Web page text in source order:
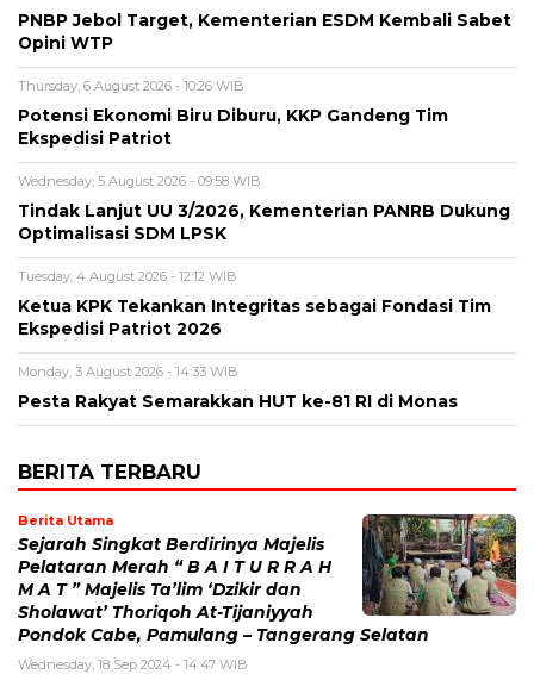
PNBP Jebol Target, Kementerian ESDM Kembali Sabet
Opini WTP
Thursday, 6 August 2026 - 10:26 WIB
Potensi Ekonomi Biru Diburu, KKP Gandeng Tim
Ekspedisi Patriot
Wednesday, 5 August 2026 - 09:58 WIB
Tindak Lanjut UU 3/2026, Kementerian PANRB Dukung
Optimalisasi SDM LPSK
Tuesday, 4 August 2026 - 12:12 WIB
Ketua KPK Tekankan Integritas sebagai Fondasi Tim
Ekspedisi Patriot 2026
Monday, 3 August 2026 - 14:33 WIB
Pesta Rakyat Semarakkan HUT ke-81 RI di Monas
BERITA TERBARU
Berita Utama
Sejarah Singkat Berdirinya Majelis
Pelataran Merah “ B A I T U R R A H
M A T ” Majelis Ta’lim ‘Dzikir dan
Sholawat’ Thoriqoh At-Tijaniyyah
Pondok Cabe, Pamulang – Tangerang Selatan
Wednesday, 18 Sep 2024 - 14:47 WIB